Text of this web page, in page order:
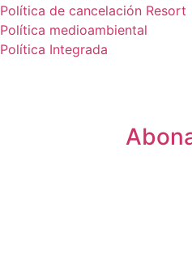
Política de cancelación Resort
Política medioambiental
Política Integrada